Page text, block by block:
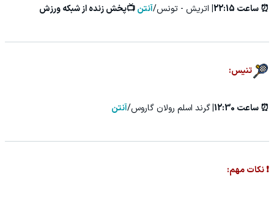
⏰ ساعت 22:15| اتریش - تونس/آنتن📺پخش زنده از شبکه ورزش
تنیس:
⏰ ساعت 12:30| گرند اسلم رولان گاروس/آنتن
❗ نکات مهم: